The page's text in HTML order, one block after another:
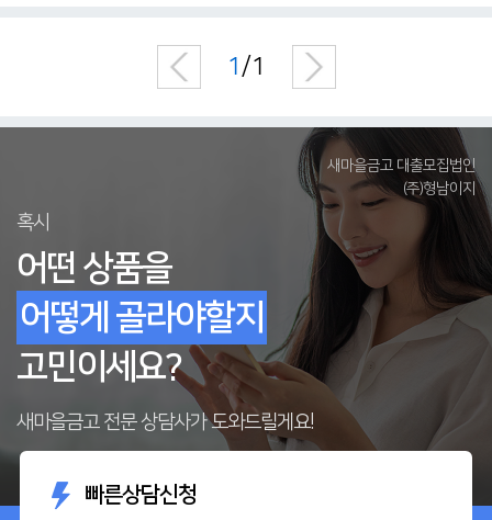
1 /1
새마을금고 대출모집법인
(주)형남이지
혹시
어떤 상품을
어떻게 골라야할지
고민이세요?
새마을금고 전문 상담사가 도와드릴게요!
빠른상담신청